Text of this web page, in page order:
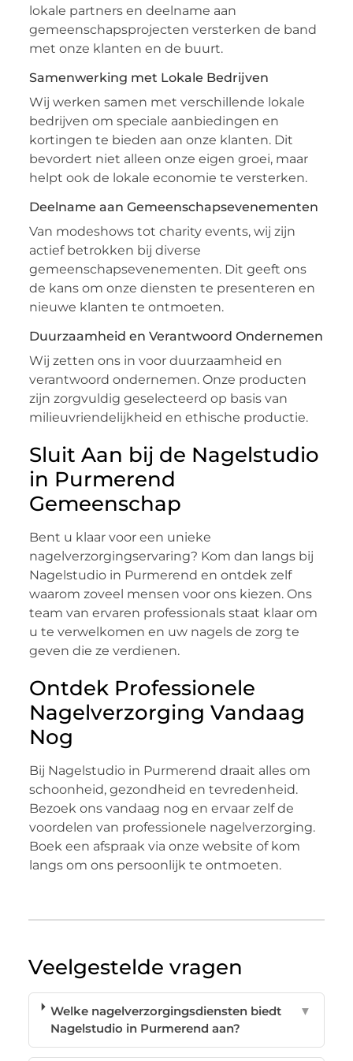
lokale partners en deelname aan
gemeenschapsprojecten versterken de band
met onze klanten en de buurt.
Samenwerking met Lokale Bedrijven
Wij werken samen met verschillende lokale
bedrijven om speciale aanbiedingen en
kortingen te bieden aan onze klanten. Dit
bevordert niet alleen onze eigen groei, maar
helpt ook de lokale economie te versterken.
Deelname aan Gemeenschapsevenementen
Van modeshows tot charity events, wij zijn
actief betrokken bij diverse
gemeenschapsevenementen. Dit geeft ons
de kans om onze diensten te presenteren en
nieuwe klanten te ontmoeten.
Duurzaamheid en Verantwoord Ondernemen
Wij zetten ons in voor duurzaamheid en
verantwoord ondernemen. Onze producten
zijn zorgvuldig geselecteerd op basis van
milieuvriendelijkheid en ethische productie.
Sluit Aan bij de Nagelstudio
in Purmerend
Gemeenschap
Bent u klaar voor een unieke
nagelverzorgingservaring? Kom dan langs bij
Nagelstudio in Purmerend en ontdek zelf
waarom zoveel mensen voor ons kiezen. Ons
team van ervaren professionals staat klaar om
u te verwelkomen en uw nagels de zorg te
geven die ze verdienen.
Ontdek Professionele
Nagelverzorging Vandaag
Nog
Bij Nagelstudio in Purmerend draait alles om
schoonheid, gezondheid en tevredenheid.
Bezoek ons vandaag nog en ervaar zelf de
voordelen van professionele nagelverzorging.
Boek een afspraak via onze website of kom
langs om ons persoonlijk te ontmoeten.
Veelgestelde vragen
Welke nagelverzorgingsdiensten biedt
Nagelstudio in Purmerend aan?
▼